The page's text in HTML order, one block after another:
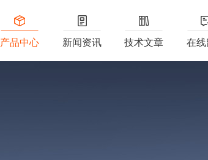
产品中心 新闻资讯 技术文章 在